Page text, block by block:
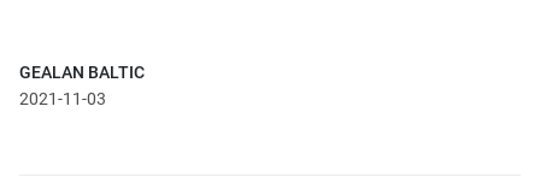
GEALAN BALTIC
2021-11-03